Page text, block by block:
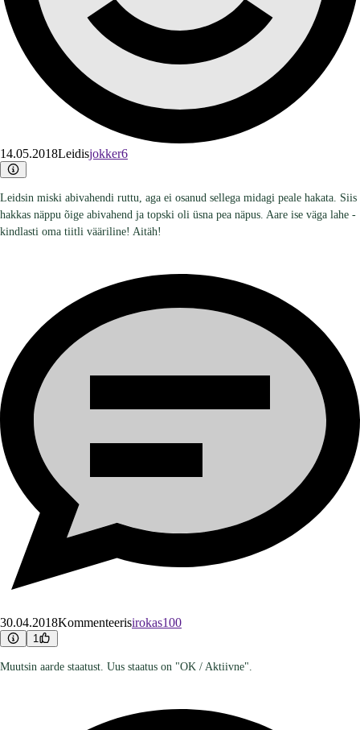
14.05.2018Leidisjokker6
Leidsin miski abivahendi ruttu, aga ei osanud sellega midagi peale hakata. Siis
hakkas näppu õige abivahend ja topski oli üsna pea näpus. Aare ise väga lahe -
kindlasti oma tiitli vääriline! Aitäh!
30.04.2018Kommenteerisirokas100
1
Muutsin aarde staatust. Uus staatus on "OK / Aktiivne".